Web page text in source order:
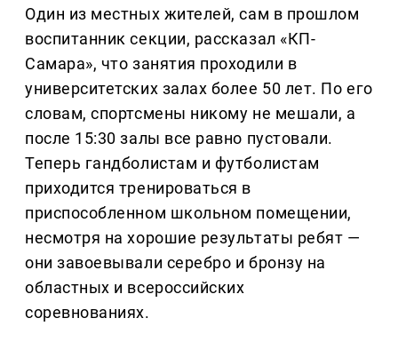
Один из местных жителей, сам в прошлом
воспитанник секции, рассказал «КП-
Самара», что занятия проходили в
университетских залах более 50 лет. По его
словам, спортсмены никому не мешали, а
после 15:30 залы все равно пустовали.
Теперь гандболистам и футболистам
приходится тренироваться в
приспособленном школьном помещении,
несмотря на хорошие результаты ребят —
они завоевывали серебро и бронзу на
областных и всероссийских
соревнованиях.